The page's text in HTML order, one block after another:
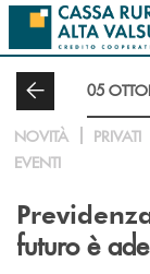
Salta al contenuto
05
NOVITÀ PRIVATI
EVENTI
futuro è